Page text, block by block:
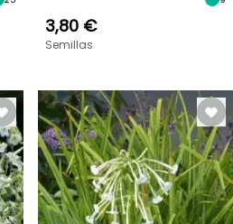
3,80 €
Semillas